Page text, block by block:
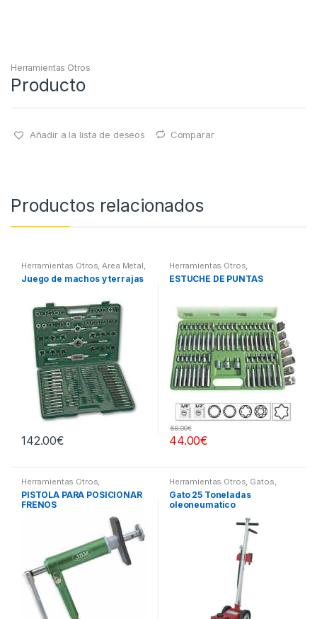
Herramientas Otros
Producto
Añadir a la lista de deseos Comparar
Productos relacionados
Herramientas Otros,Area Metal,
Roscas, Herramientas ,
Maletines Herramientas,
Juego de machos y terrajas
142.00€
Herramientas Otros,
Herramientas De Mano ,
Herramientas De Mano,
otros
ESTUCHE DE PUNTAS
44.00€
68.00€
Herramientas Otros,
Herramientas Frenos y
Refrigeración
PISTOLA PARA POSICIONAR
FRENOS
Herramientas Otros, Gatos,
Soportes y Hidraulica
Gato 25 Toneladas
oleoneumatico